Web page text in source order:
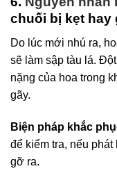
chuối bị kẹt hay
Do lúc mới nhú ra,
sẽ làm sập tàu lá.
nặng của hoa trong
gãy.
Biện pháp khắc
để kiểm tra, nếu
gỡ ra.